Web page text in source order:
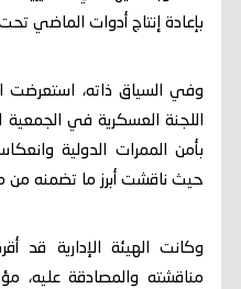
بإعادة إنتاج أدوات الماضي
وفي السياق ذاته، استعرضت
اللجنة العسكرية في الجمعية
بأمن الممرات الدولية
حيث ناقشت أبرز ما تضمنه
وكانت الهيئة الإدارية قد
مناقشته والمصادقة عليه،